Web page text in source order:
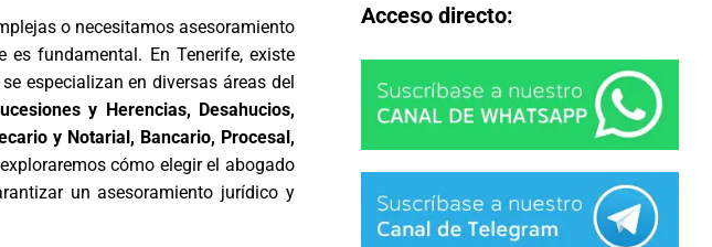
o necesitamos asesoramiento
fundamental. En Tenerife, existe
especializan en diversasáreas del
y Herencias, Desahucios,
y Notarial, Bancario, Procesal,
cómo elegir el abogado
un asesoramiento jurídico y
Acceso directo: